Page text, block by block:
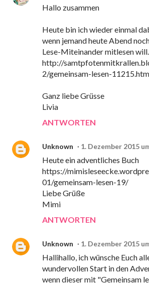
Hallo zusammen
Heute bin ich wieder einmal
wenn jemand heute Abend
Lese-Miteinander mitlesen will.
http://
2/gemeinsam-lesen-
Ganz liebe Grüsse
Livia
ANTWORTEN
Unknown 1. Dezember 2015
Heute ein adventliches Buch
https://
01/gemeinsam-lesen-19/
Liebe Grüße
Mimi
ANTWORTEN
Unknown 1. Dezember 2015
Hallihallo, ich wünsche Euch
wundervollen Start in den
wenn dieser mit "Gemeinsam